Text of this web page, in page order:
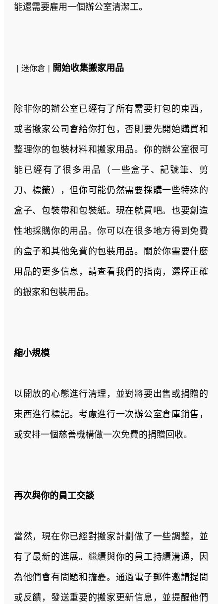
能還需要雇用一個辦公室清潔工。
| 迷你倉 | 開始收集搬家用品
除非你的辦公室已經有了所有需要打包的東西，
或者搬家公司會給你打包，否則要先開始購買和
整理你的包裝材料和搬家用品。你的辦公室很可
能已經有了很多用品（一些盒子、記號筆、剪
刀、標籤），但你可能仍然需要採購一些特殊的
盒子、包裝帶和包裝紙。現在就買吧。也要創造
性地採購你的用品。你可以在很多地方得到免費
的盒子和其他免費的包裝用品。關於你需要什麼
用品的更多信息，請查看我們的指南，選擇正確
的搬家和包裝用品。
縮小規模
以開放的心態進行清理，並對將要出售或捐贈的
東西進行標記。考慮進行一次辦公室倉庫銷售，
或安排一個慈善機構做一次免費的捐贈回收。
再次與你的員工交談
當然，現在你已經對搬家計劃做了一些調整，並
有了最新的進展。繼續與你的員工持續溝通，因
為他們會有問題和擔憂。通過電子郵件邀請提問
或反饋，發送重要的搬家更新信息，並提醒他們